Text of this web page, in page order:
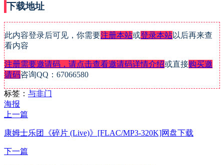
下载地址
此内容登录后可见，你需要注册本站或登录本站以后再来查
看内容
注册需要邀请码，请点击查看邀请码详情介绍或直接购买邀
请码咨询QQ：67066580
标签： 与非门
海报
上一篇
康姆士乐团《碎片 (Live)》[FLAC/MP3-320K]网盘下载
下一篇